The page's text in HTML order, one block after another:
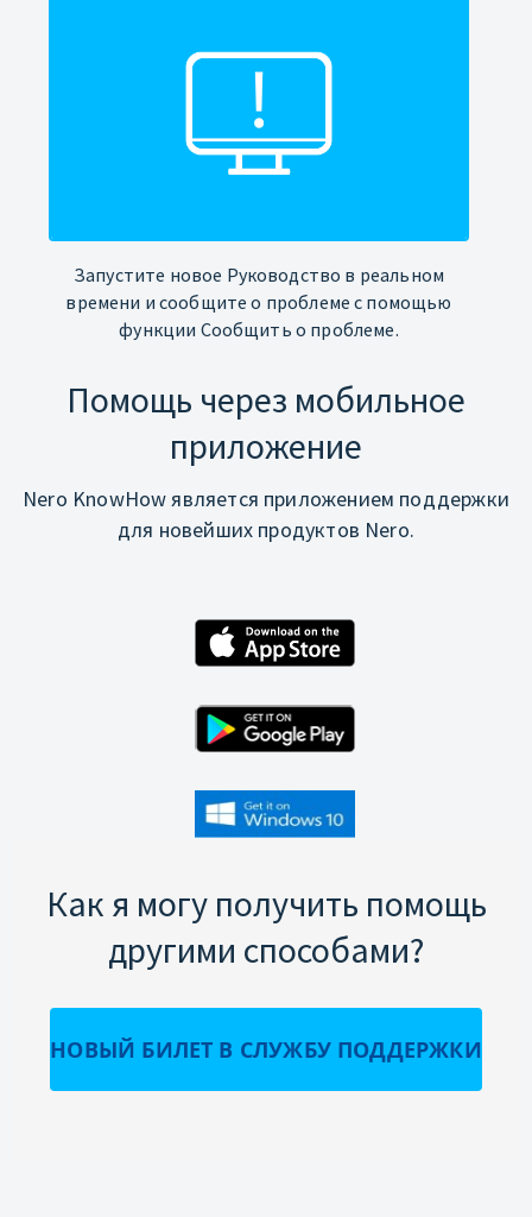
Запустите новое Руководство в реальном
времени и сообщите о проблеме с помощью
функции Сообщить о проблеме.
Помощь через мобильное
приложение
Nero KnowHow является приложением поддержки
для новейших продуктов Nero.
Как я могу получить помощь
другими способами?
НОВЫЙ БИЛЕТ В СЛУЖБУ ПОДДЕРЖКИ